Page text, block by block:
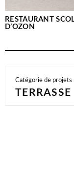
RESTAURANT
D’OZON
Catégorie de projets
TERRASSE